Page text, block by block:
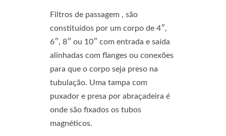
Filtros de passagem , são
constituídos por um corpo de 4″,
6″, 8″ ou 10″ com entrada e saída
alinhadas com flanges ou conexões
para que o corpo seja preso na
tubulação. Uma tampa com
puxador e presa por abraçadeira é
onde são fixados os tubos
magnéticos.